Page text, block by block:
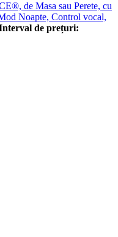
de Masa sau Perete, cu
Noapte, Control vocal,
de prețuri: